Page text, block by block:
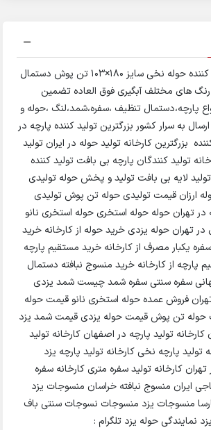
نساجی انتظاری تولید کننده حوله نخی سایز ۱۸۰×۱۰۳ تن پوش دستمال
۴۰×۶۰ تنوع رنگ های مختلف آبگیری فوق العاده تضمین
پارچه،دستمال تنظیف ،سفره،شمد،لنگ ،حوله و
به سرار کشور بزرگترین تولید کننده پارچه در
بزرگترین کارخانه تولید حوله در ایران تولید
تولید کنندگان پارچه بی بافت تولید کننده
لایه بی بافت تولید و پخش حوله تولیدی
ارزان قیمت تولیدی حوله تن پوش تولیدی
تهران حوله حوله استخری حوله استخری نانو
تهران حوله یزدی خرید حوله از کارخانه خرید
یکبار مصرف از کارخانه خرید مستقیم پارچه
پارچه از کارخانه خرید منسوج نبافته دستمال
سفره سنتی سفره شمد چیست شمد یزدی
فروش عمده حوله استخری نانو قیمت حوله
حوله تن پوش قیمت حوله یزدی قیمت شمد یزد
تولید پارچه در اصفهان کارخانه تولید
تولید پارچه نخی کارخانه تولید پارچه یزد
تهران کارخانه تولید سفره متری کارخانه سفره
ایران منسوج نبافته خراسان منسوجات یزد
منسوجات یزد منسوجات نسوجات سنتی باف
نمایندگی حوله یزد تلگرام :